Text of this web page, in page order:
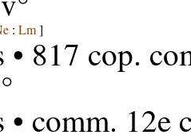
: Lm]
• 817 cop.
• comm. 12e